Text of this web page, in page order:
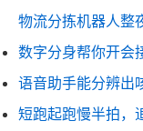
物流分拣机器人整
数字分身帮你开会
语音助手能分辨出
短跑起跑慢半拍，